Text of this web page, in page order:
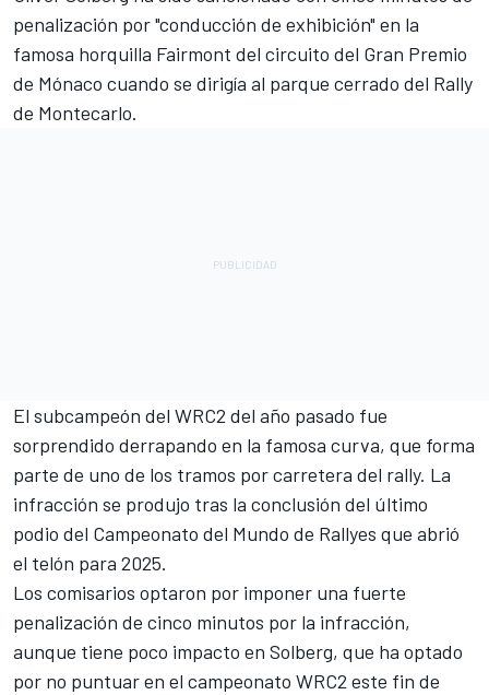
penalización por "conducción de exhibición" en la
famosa horquilla Fairmont del circuito del Gran Premio
de Mónaco cuando se dirigía al parque cerrado del Rally
de Montecarlo.
El subcampeón del WRC2 del año pasado fue
sorprendido derrapando en la famosa curva, que forma
parte de uno de los tramos por carretera del rally. La
infracción se produjo tras la conclusión del último
podio del Campeonato del Mundo de Rallyes que abrió
el telón para 2025.
Los comisarios optaron por imponer una fuerte
penalización de cinco minutos por la infracción,
aunque tiene poco impacto en Solberg, que ha optado
por no puntuar en el campeonato WRC2 este fin de